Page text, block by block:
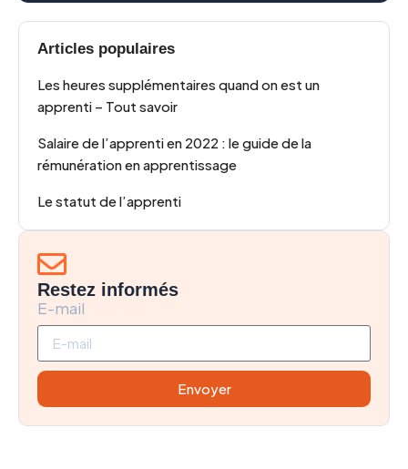
Articles populaires
Les heures supplémentaires quand on est un
apprenti – Tout savoir
Salaire de l’apprenti en 2022 : le guide de la
rémunération en apprentissage
Le statut de l’apprenti
Restez informés
E-mail
Envoyer